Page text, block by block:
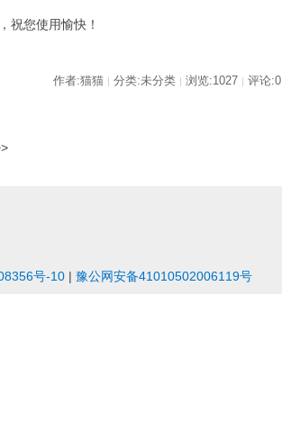
祝您使用愉快！
作者:猫猫 | 分类:未分类 | 浏览:1027 | 评论:0
号-10 | 豫公网安备41010502006119号